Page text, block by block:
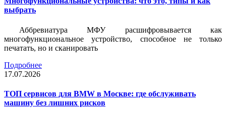
выбрать
Аббревиатура МФУ расшифровывается как
многофункциональное устройство, способное не только
печатать, но и сканировать
Подробнее
17.07.2026
ТОП сервисов для BMW в Москве: где обслуживать
машину без лишних рисков